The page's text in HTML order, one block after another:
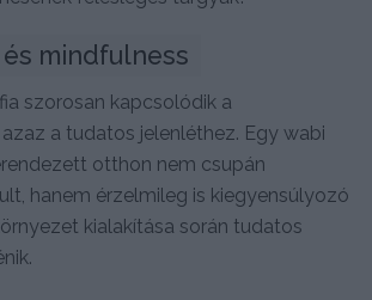
mindfulness
szorosan kapcsolódik a
a tudatos jelenléthez. Egy wabi
otthon nem csupán
hanem érzelmileg is kiegyensúlyozó
kialakítása során tudatos